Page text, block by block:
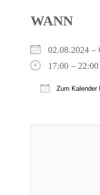
WANN
02.08.2024
17:00 – 22:00
Zum Kalender